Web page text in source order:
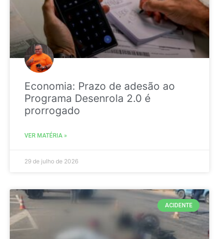
Economia: Prazo de adesão ao
Programa Desenrola 2.0 é
prorrogado
VER MATÉRIA »
29 de julho de 2026
ACIDENTE